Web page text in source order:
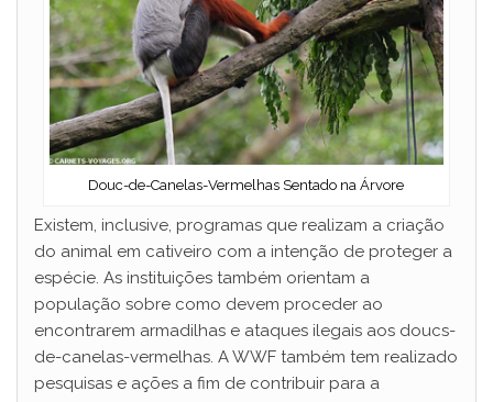
Douc-de-Canelas-Vermelhas Sentado na Árvore
Existem, inclusive, programas que realizam a criação
do animal em cativeiro com a intenção de proteger a
espécie. As instituições também orientam a
população sobre como devem proceder ao
encontrarem armadilhas e ataques ilegais aos doucs-
de-canelas-vermelhas. A WWF também tem realizado
pesquisas e ações a fim de contribuir para a